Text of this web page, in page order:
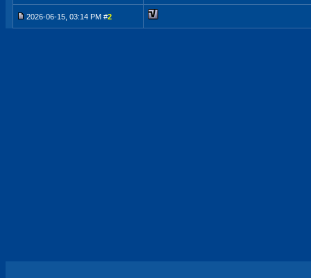
2026-06-15, 03:14 PM #2